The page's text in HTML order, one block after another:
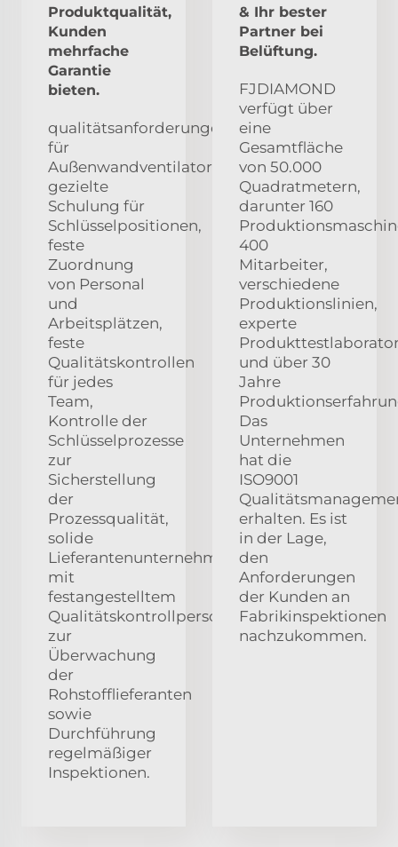
Produktqualität,
Kunden
mehrfache
Garantie
bieten.
qualitätsanforderungen
für
Außenwandventilatoren,
gezielte
Schulung für
Schlüsselpositionen,
feste
Zuordnung
von Personal
und
Arbeitsplätzen,
feste
Qualitätskontrollen
für jedes
Team,
Kontrolle der
Schlüsselprozesse
zur
Sicherstellung
der
Prozessqualität,
solide
Lieferantenunternehmen
mit
festangestelltem
Qualitätskontrollpersonal
zur
Überwachung
der
Rohstofflieferanten
sowie
Durchführung
regelmäßiger
Inspektionen.
& Ihr bester
Partner bei
Belüftung.
FJDIAMOND
verfügt über
eine
Gesamtfläche
von 50.000
Quadratmetern,
darunter 160
400
Mitarbeiter,
verschiedene
Produktionslinien,
experte
und über 30
Jahre
Das
Unternehmen
hat die
ISO9001
erhalten. Es ist
in der Lage,
den
Anforderungen
der Kunden an
Fabrikinspektionen
nachzukommen.